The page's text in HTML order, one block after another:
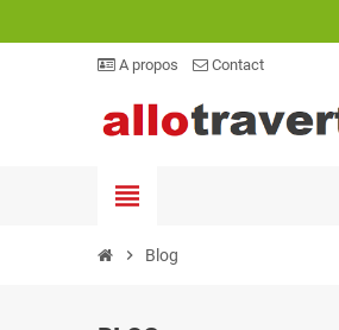
A propos Contact
view_headline
chevron_right Blog